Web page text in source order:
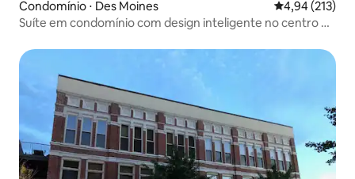
Condomínio ⋅ Des Moines 4,94 de uma
4,94 (213)
Suíte em condomínio com design inteligente no centro da